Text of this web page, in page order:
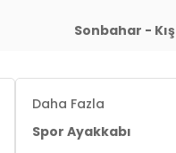
Sonbahar - Kış
Daha Fazla
Spor Ayakkabı